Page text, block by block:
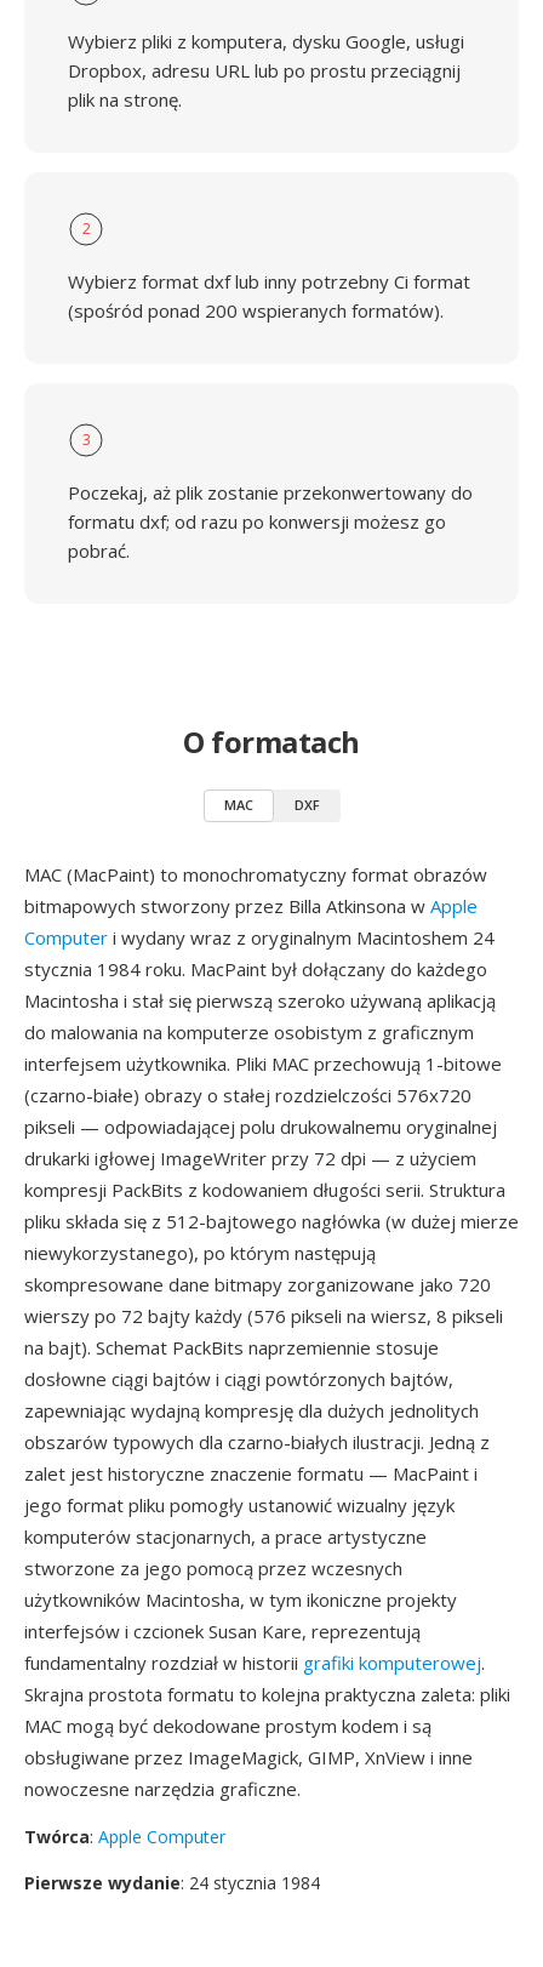
Wybierz pliki z komputera, dysku Google, usługi
Dropbox, adresu URL lub po prostu przeciągnij
plik na stronę.
2
Wybierz format dxf lub inny potrzebny Ci format
(spośród ponad 200 wspieranych formatów).
3
Poczekaj, aż plik zostanie przekonwertowany do
formatu dxf; od razu po konwersji możesz go
pobrać.
O formatach
MAC DXF
MAC (MacPaint) to monochromatyczny format obrazów
bitmapowych stworzony przez Billa Atkinsona w Apple
Computer i wydany wraz z oryginalnym Macintoshem 24
stycznia 1984 roku. MacPaint był dołączany do każdego
Macintosha i stał się pierwszą szeroko używaną aplikacją
do malowania na komputerze osobistym z graficznym
interfejsem użytkownika. Pliki MAC przechowują 1-bitowe
(czarno-białe) obrazy o stałej rozdzielczości 576x720
pikseli — odpowiadającej polu drukowalnemu oryginalnej
drukarki igłowej ImageWriter przy 72 dpi — z użyciem
kompresji PackBits z kodowaniem długości serii. Struktura
pliku składa się z 512-bajtowego nagłówka (w dużej mierze
niewykorzystanego), po którym następują
skompresowane dane bitmapy zorganizowane jako 720
wierszy po 72 bajty każdy (576 pikseli na wiersz, 8 pikseli
na bajt). Schemat PackBits naprzemiennie stosuje
dosłowne ciągi bajtów i ciągi powtórzonych bajtów,
zapewniając wydajną kompresję dla dużych jednolitych
obszarów typowych dla czarno-białych ilustracji. Jedną z
zalet jest historyczne znaczenie formatu — MacPaint i
jego format pliku pomogły ustanowić wizualny język
komputerów stacjonarnych, a prace artystyczne
stworzone za jego pomocą przez wczesnych
użytkowników Macintosha, w tym ikoniczne projekty
interfejsów i czcionek Susan Kare, reprezentują
fundamentalny rozdział w historii grafiki komputerowej.
Skrajna prostota formatu to kolejna praktyczna zaleta: pliki
MAC mogą być dekodowane prostym kodem i są
obsługiwane przez ImageMagick, GIMP, XnView i inne
nowoczesne narzędzia graficzne.
Twórca: Apple Computer
Pierwsze wydanie: 24 stycznia 1984